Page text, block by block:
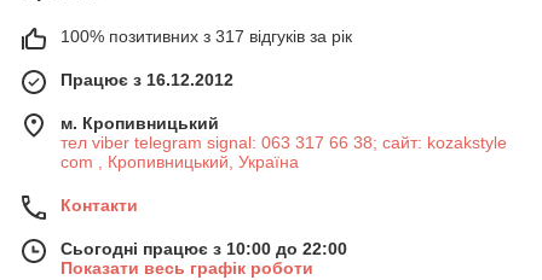
100% позитивних з 317 відгуків за рік
Працює з 16.12.2012
м. Кропивницький
тел viber telegram signal: 063 317 66 38; сайт: kozakstyle
com , Кропивницький, Україна
Контакти
Сьогодні працює з 10:00 до 22:00
Показати весь графік роботи